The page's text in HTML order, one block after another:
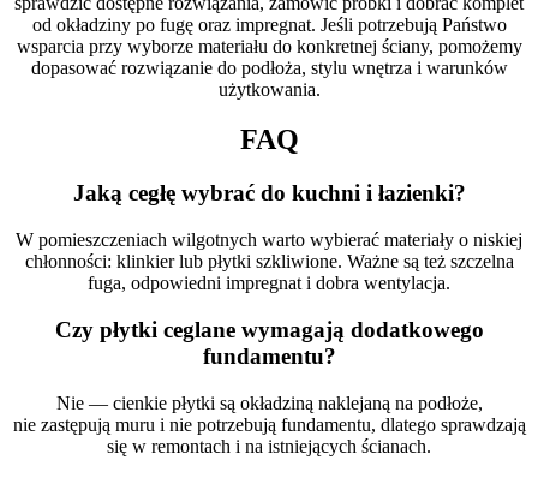
od okładziny po fugę oraz impregnat. Jeśli potrzebują Państwo
wsparcia przy wyborze materiału do konkretnej ściany, pomożemy
dopasować rozwiązanie do podłoża, stylu wnętrza i warunków
użytkowania.
FAQ
Jaką cegłę wybrać do kuchni i łazienki?
W pomieszczeniach wilgotnych warto wybierać materiały o niskiej
chłonności: klinkier lub płytki szkliwione. Ważne są też szczelna
fuga, odpowiedni impregnat i dobra wentylacja.
Czy płytki ceglane wymagają dodatkowego
fundamentu?
Nie — cienkie płytki są okładziną naklejaną na podłoże,
nie zastępują muru i nie potrzebują fundamentu, dlatego sprawdzają
się w remontach i na istniejących ścianach.